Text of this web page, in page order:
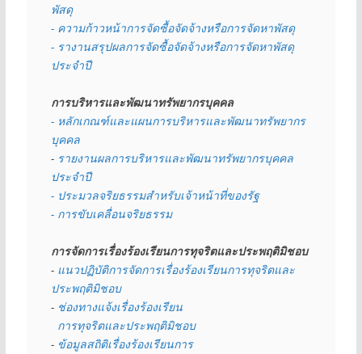
พัสดุ
- ความก้าวหน้าการจัดซื้อจัดจ้างหรือการจัดหาพัสดุ
- รางานสรุปผลการจัดซื้อจัดจ้างหรือการจัดหาพัสดุ
ประจำปี
การบริหารและพัฒนาทรัพยากรบุคคล
- หลักเกณฑ์และแผนการบริหารและพัฒนาทรัพยากร
บุคคล
- รายงานผลการบริหารและพัฒนาทรัพยากรบุคคล
ประจำปี
- ประมวลจริยธรรมสำหรับเจ้าหน้าที่ของรัฐ
- การขับเคลื่อนจริยธรรม
การจัดการเรื่องร้องเรียนการทุจริตและประพฤติมิชอบ
- แนวปฏิบัติการจัดการเรื่องร้องเรียนการทุจริตและ
ประพฤติมิชอบ
- ช่องทางแจ้งเรื่องร้องเรียน
  การทุจริตและประพฤติมิชอบ
- ข้อมูลสถิติเรื่องร้องเรียนการ